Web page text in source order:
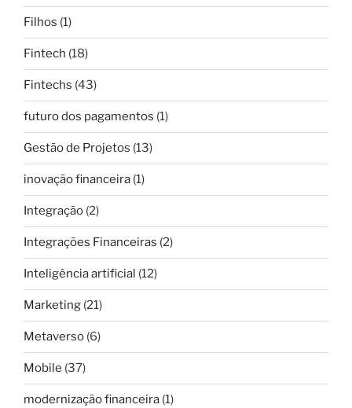
Filhos (1)
Fintech (18)
Fintechs (43)
futuro dos pagamentos (1)
Gestão de Projetos (13)
inovação financeira (1)
Integração (2)
Integrações Financeiras (2)
Inteligência artificial (12)
Marketing (21)
Metaverso (6)
Mobile (37)
modernização financeira (1)